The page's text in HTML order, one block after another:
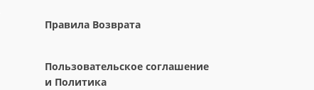
Правила Возврата
Пользовательское соглашение
и Политика